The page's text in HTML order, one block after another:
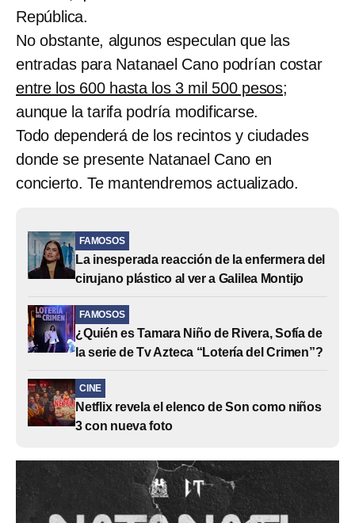
República.
No obstante, algunos especulan que las
entradas para Natanael Cano podrían costar
entre los 600 hasta los 3 mil 500 pesos;
aunque la tarifa podría modificarse.
Todo dependerá de los recintos y ciudades
donde se presente Natanael Cano en
concierto. Te mantendremos actualizado.
FAMOSOS
La inesperada reacción de la enfermera del
cirujano plástico al ver a Galilea Montijo
FAMOSOS
¿Quién es Tamara Niño de Rivera, Sofía de
la serie de Tv Azteca “Lotería del Crimen”?
CINE
Netflix revela el elenco de Son como niños
3 con nueva foto